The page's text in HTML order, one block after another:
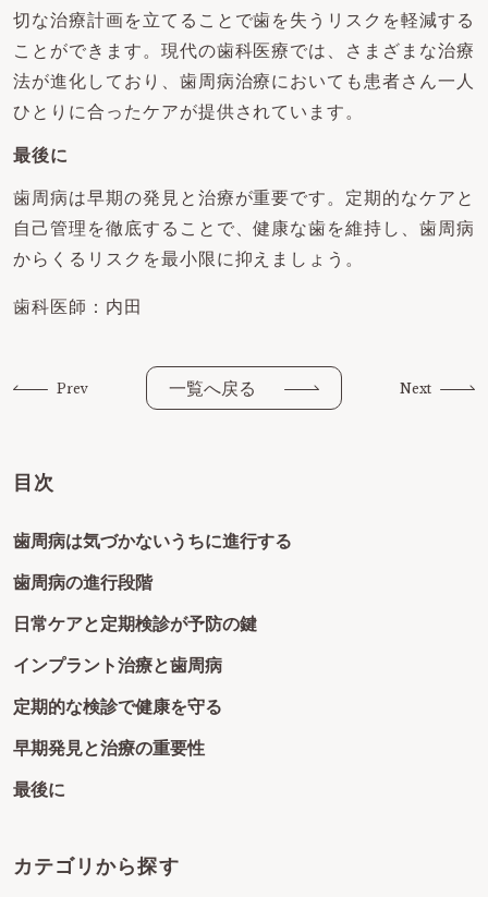
切な治療計画を立てることで歯を失うリスクを軽減する
ことができます。現代の歯科医療では、さまざまな治療
法が進化しており、歯周病治療においても患者さん一人
ひとりに合ったケアが提供されています。
最後に
歯周病は早期の発見と治療が重要です。定期的なケアと
自己管理を徹底することで、健康な歯を維持し、歯周病
からくるリスクを最小限に抑えましょう。
歯科医師：内田
Prev 一覧へ戻る Next
目次
歯周病は気づかないうちに進行する
歯周病の進行段階
日常ケアと定期検診が予防の鍵
インプラント治療と歯周病
定期的な検診で健康を守る
早期発見と治療の重要性
最後に
カテゴリから探す